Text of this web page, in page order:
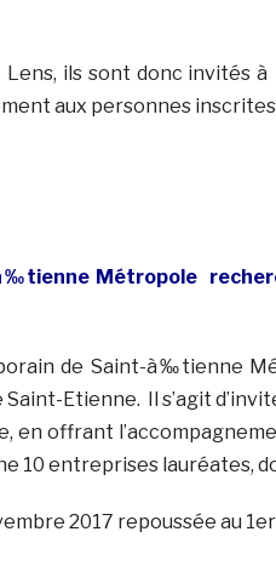
ils sont donc invités
aux personnes
Métropole
de Saint-à‰tienne
Etienne. Il s’agit
offrant
10 entreprises lauréates,
2017 repoussée au